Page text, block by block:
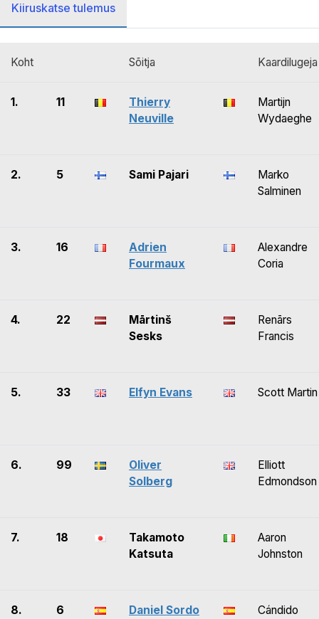
Kiiruskatse tulemus
Koht Sõitja Kaardilugeja
1. 11
Thierry
Neuville
Martijn
Wydaeghe
2. 5 Sami Pajari
Marko
Salminen
3. 16
Adrien
Fourmaux
Alexandre
Coria
4. 22
Mārtinš
Sesks
Renārs
Francis
5. 33 Elfyn Evans Scott Martin
6. 99
Oliver
Solberg
Elliott
Edmondson
7. 18
Takamoto
Katsuta
Aaron
Johnston
8. 6 Daniel Sordo Cándido